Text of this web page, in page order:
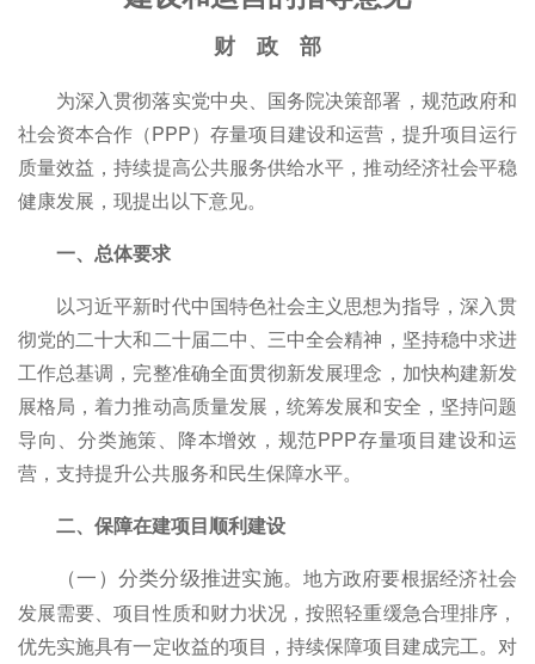
财 政 部
为深入贯彻落实党中央、国务院决策部署，规范政府和
社会资本合作（PPP）存量项目建设和运营，提升项目运行
质量效益，持续提高公共服务供给水平，推动经济社会平稳
健康发展，现提出以下意见。
一、总体要求
以习近平新时代中国特色社会主义思想为指导，深入贯
彻党的二十大和二十届二中、三中全会精神，坚持稳中求进
工作总基调，完整准确全面贯彻新发展理念，加快构建新发
展格局，着力推动高质量发展，统筹发展和安全，坚持问题
导向、分类施策、降本增效，规范PPP存量项目建设和运
营，支持提升公共服务和民生保障水平。
二、保障在建项目顺利建设
（一）分类分级推进实施。地方政府要根据经济社会
发展需要、项目性质和财力状况，按照轻重缓急合理排序，
优先实施具有一定收益的项目，持续保障项目建成完工。对